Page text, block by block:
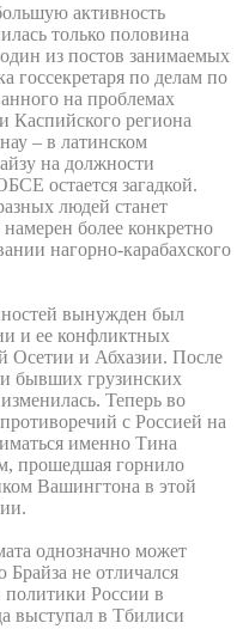
активность
только половина
из постов занимаемых
госсекретаря по делам по
на проблемах
Каспийского региона
– в латинском
на должности
остается загадкой.
людей станет
более конкретно
нагорно-карабахского
вынужден был
и ее конфликтных
Осетии и Абхазии. После
бывших грузинских
Теперь во
с Россией на
именно Тина
прошедшая горнило
Вашингтона в этой
однозначно может
не отличался
России в
выступал в Тбилиси